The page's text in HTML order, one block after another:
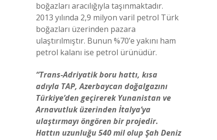
boğazları aracılığıyla taşınmaktadır.
2013 yılında 2,9 milyon varil petrol Türk
boğazları üzerinden pazara
ulaştırılmıştır. Bunun %70’e yakını ham
petrol kalanı ise petrol ürünüdür.
“Trans-Adriyatik boru hattı, kısa
adıyla TAP, Azerbaycan doğalgazını
Türkiye’den geçirerek Yunanistan ve
Arnavutluk üzerinden İtalya’ya
ulaştırmayı öngören bir projedir.
Hattın uzunluğu 540 mil olup Şah Deniz